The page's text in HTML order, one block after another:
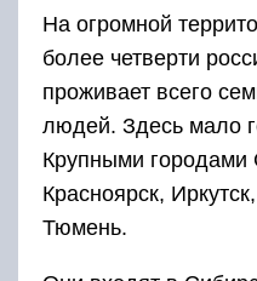
На огромной
более четверти
проживает всего
людей. Здесь мало
Крупными городами
Красноярск,
Тюмень.